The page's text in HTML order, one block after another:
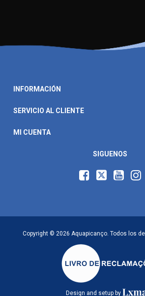
INFORMACIÓN
SERVICIO AL CLIENTE
MI CUENTA
SIGUENOS
Copyright © 2026 Aquapicanço. Todos los
Design and setup by